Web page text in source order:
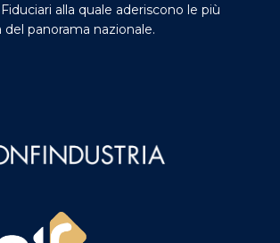
alla quale aderiscono le più
panorama nazionale.